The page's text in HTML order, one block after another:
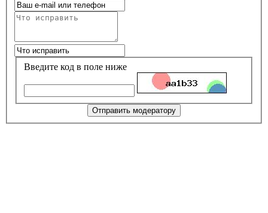
Введите код в поле ниже
Отправить модератору